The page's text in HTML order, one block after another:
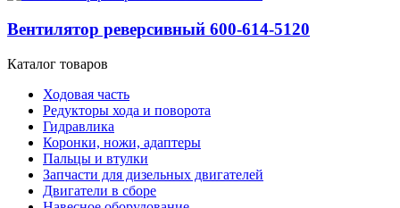
Вентилятор реверсивный 600-614-5120
Каталог товаров
Ходовая часть
Редукторы хода и поворота
Гидравлика
Коронки, ножи, адаптеры
Пальцы и втулки
Запчасти для дизельных двигателей
Двигатели в сборе